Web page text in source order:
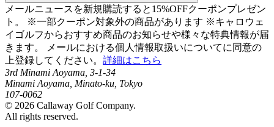
メールニュースを新規購読すると15%OFFクーポンプレゼン
ト。 ※一部クーポン対象外の商品があります ※キャロウェ
イゴルフからおすすめ商品のお知らせや様々な特典情報が届
きます。 メールにおける個人情報取扱いについてに同意の
上登録してください。 詳細はこちら
3rd Minami Aoyama, 3-1-34
Minami Aoyama, Minato-ku, Tokyo
107-0062
© 2026 Callaway Golf Company.
All rights reserved.